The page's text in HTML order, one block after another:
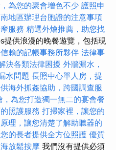
為您的聚會增色不少 護照申
地區辦理台胞證的注意事項
服務 精選外燴推薦，助您找
提供浪漫的晚餐遊覽，包括現
信賴的記帳事務所夥伴 法律事
決各類法律困擾 外牆漏水，
水問題 長照中心單人房，提
海外抓姦協助，跨國調查服
，為您打造獨一無二的宴會餐
照護服務 打掃家裡，讓您的
理，讓您清楚了解助聽器的
的長者提供全方位照護 優質
放鬆按摩 我們沒有提供必須